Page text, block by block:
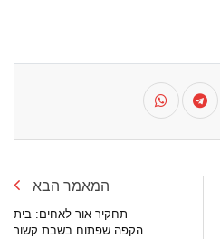
המאמר הבא
תחקיר אור לאחים: בית
הקפה שפתוח בשבת קשור